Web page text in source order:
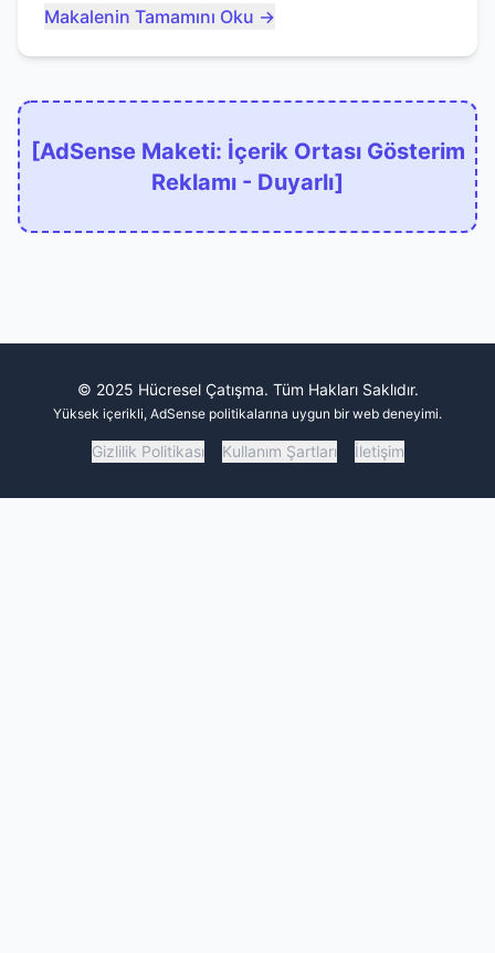
kaçınacağınızı anlatıyor...
Makalenin Tamamını Oku →
[AdSense Maketi: İçerik Ortası Gösterim
Reklamı - Duyarlı]
© 2025 Hücresel Çatışma. Tüm Hakları Saklıdır.
Yüksek içerikli, AdSense politikalarına uygun bir web deneyimi.
Gizlilik Politikası Kullanım Şartları İletişim